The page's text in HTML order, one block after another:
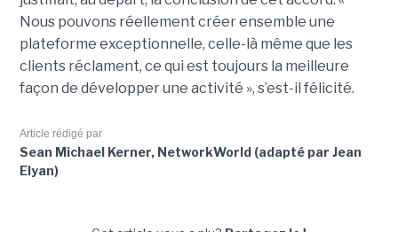
Nous pouvons réellement créer ensemble une
plateforme exceptionnelle, celle-là même que les
clients réclament, ce qui est toujours la meilleure
façon de développer une activité », s’est-il félicité.
Article rédigé par
Sean Michael Kerner, NetworkWorld (adapté par Jean
Elyan)